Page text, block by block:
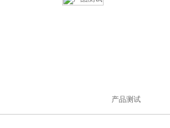
产品测试